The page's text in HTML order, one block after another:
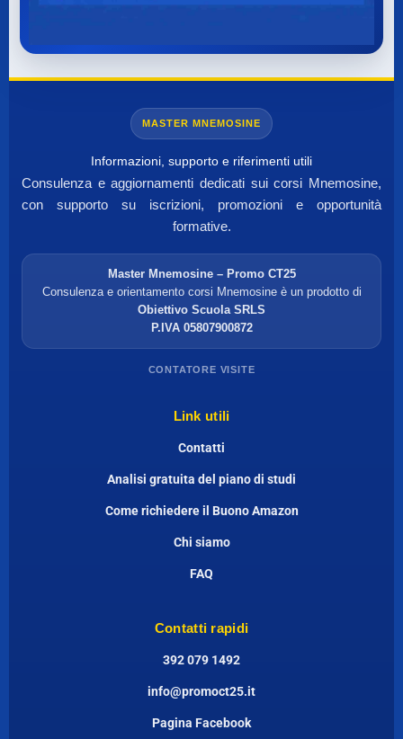
MASTER MNEMOSINE
Informazioni, supporto e riferimenti utili
Consulenza e aggiornamenti dedicati sui corsi Mnemosine,
con supporto su iscrizioni, promozioni e opportunità
formative.
Master Mnemosine – Promo CT25
Consulenza e orientamento corsi Mnemosine è un prodotto di
Obiettivo Scuola SRLS
P.IVA 05807900872
CONTATORE VISITE
Link utili
Contatti
Analisi gratuita del piano di studi
Come richiedere il Buono Amazon
Chi siamo
FAQ
Contatti rapidi
392 079 1492
info@promoct25.it
Pagina Facebook